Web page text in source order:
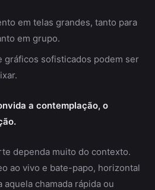
em telas grandes, tanto para
em grupo.
gráficos sofisticados podem ser
a contemplação, o
dependa muito do contexto.
ao vivo e bate-papo, horizontal
aquela chamada rápida ou